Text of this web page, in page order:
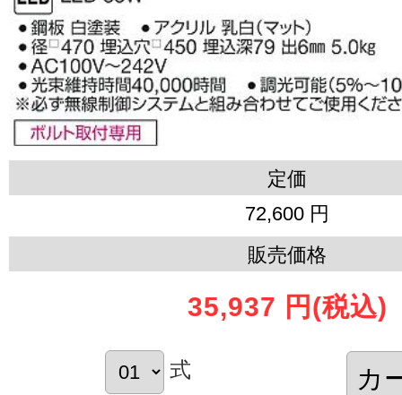
定価
72,600 円
販売価格
35,937 円 (税込)
式